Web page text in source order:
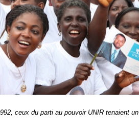
ceux du parti au pouvoir UNIR tenaient